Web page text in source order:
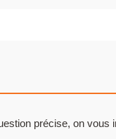
précise, on